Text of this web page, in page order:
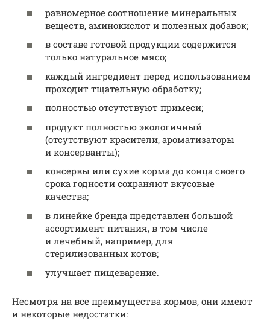
равномерное соотношение минеральных
веществ, аминокислот и полезных добавок;
в составе готовой продукции содержится
только натуральное мясо;
каждый ингредиент перед использованием
проходит тщательную обработку;
полностью отсутствуют примеси;
продукт полностью экологичный
(отсутствуют красители, ароматизаторы
и консерванты);
консервы или сухие корма до конца своего
срока годности сохраняют вкусовые
качества;
в линейке бренда представлен большой
ассортимент питания, в том числе
и лечебный, например, для
стерилизованных котов;
улучшает пищеварение.
Несмотря на все преимущества кормов, они имеют
и некоторые недостатки: